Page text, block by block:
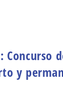
Concurso
y